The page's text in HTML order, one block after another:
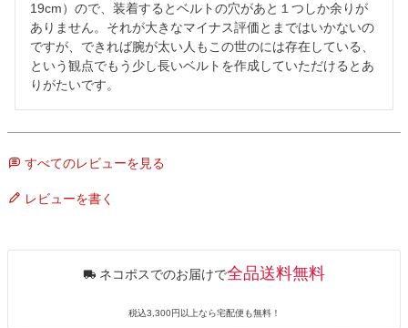
19cm）ので、装着するとベルトの穴があと１つしか余りが
ありません。それが大きなマイナス評価とまではいかないの
ですが、できれば腕が太い人もこの世のには存在している、
という観点でもう少し長いベルトを作成していただけるとあ
りがたいです。
すべてのレビューを見る
レビューを書く
ネコポスでのお届けで全品送料無料
税込3,300円以上なら宅配便も無料！